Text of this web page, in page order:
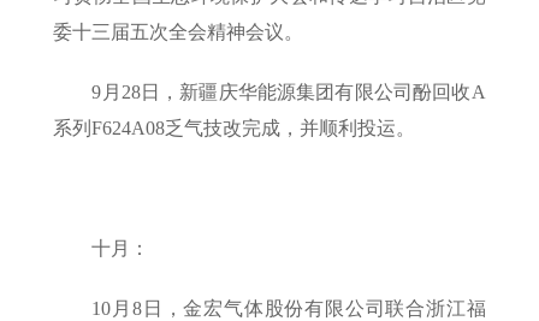
委十三届五次全会精神会议。
9月28日，新疆庆华能源集团有限公司酚回收A
系列F624A08乏气技改完成，并顺利投运。
十月：
10月8日，金宏气体股份有限公司联合浙江福